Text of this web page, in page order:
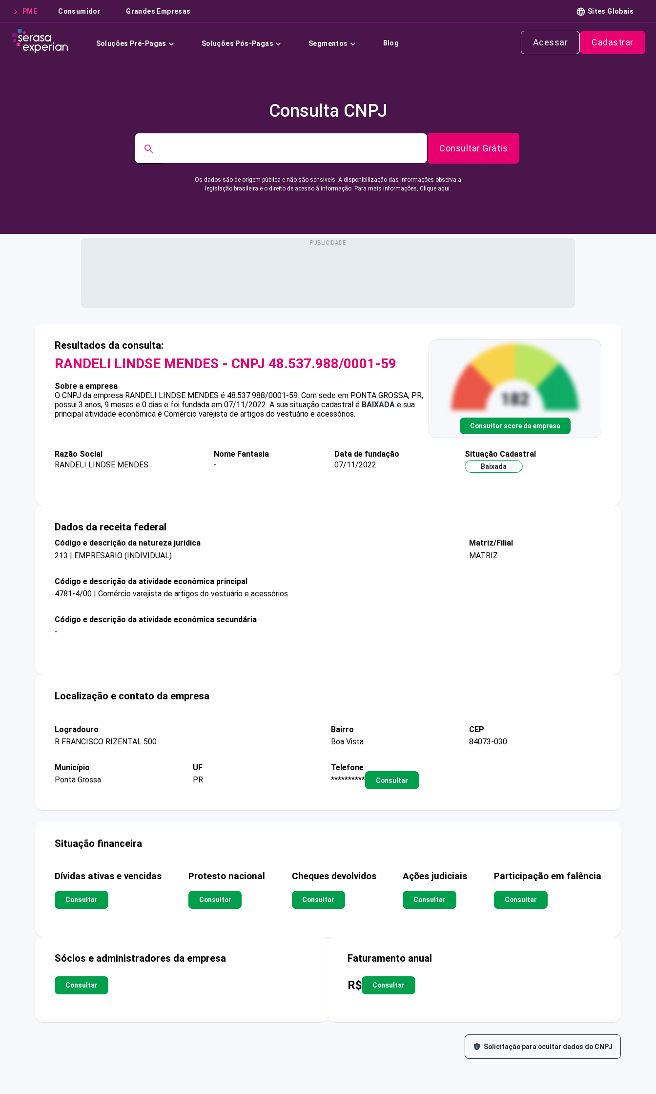
PME Consumidor Grandes Empresas Sites Globais
Soluções Pré-Pagas Soluções Pós-Pagas Segmentos Blog Acessar Cadastrar
Consulta CNPJ
Consultar Grátis
Os dados são de origem pública e não são sensíveis. A disponibilização das informações observa a
legislação brasileira e o direito de acesso à informação. Para mais informações, Clique aqui.
Resultados da consulta:
RANDELI LINDSE MENDES - CNPJ 48.537.988/0001-59
Sobre a empresa
O CNPJ da empresa RANDELI LINDSE MENDES é 48.537.988/0001-59. Com sede em PONTA GROSSA, PR,
possui 3 anos, 9 meses e 0 dias e foi fundada em 07/11/2022. A sua situação cadastral é BAIXADA e sua
principal atividade econômica é Comércio varejista de artigos do vestuário e acessórios.
Consultar score da empresa
Razão Social
RANDELI LINDSE MENDES
Nome Fantasia
-
Data de fundação
07/11/2022
Situação Cadastral
Baixada
Dados da receita federal
Código e descrição da natureza jurídica
213 | EMPRESARIO (INDIVIDUAL)
Matriz/Filial
MATRIZ
Código e descrição da atividade econômica principal
4781-4/00 | Comércio varejista de artigos do vestuário e acessórios
Código e descrição da atividade econômica secundária
-
Localização e contato da empresa
Logradouro
R FRANCISCO RIZENTAL 500
Bairro
Boa Vista
CEP
84073-030
Município
Ponta Grossa
UF
PR
Telefone
**********
Consultar
Situação financeira
Dívidas ativas e vencidas
Consultar
Protesto nacional
Consultar
Cheques devolvidos
Consultar
Ações judiciais
Consultar
Participação em falência
Consultar
Sócios e administradores da empresa
Consultar
Faturamento anual
R$ Consultar
Solicitação para ocultar dados do CNPJ